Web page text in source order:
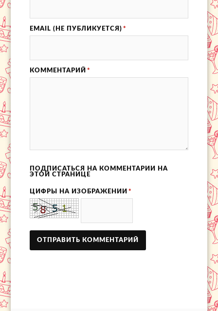
EMAIL (НЕ ПУБЛИКУЕТСЯ) *
КОММЕНТАРИЙ *
ПОДПИСАТЬСЯ НА КОММЕНТАРИИ НА
ЭТОЙ СТРАНИЦЕ
ЦИФРЫ НА ИЗОБРАЖЕНИИ *